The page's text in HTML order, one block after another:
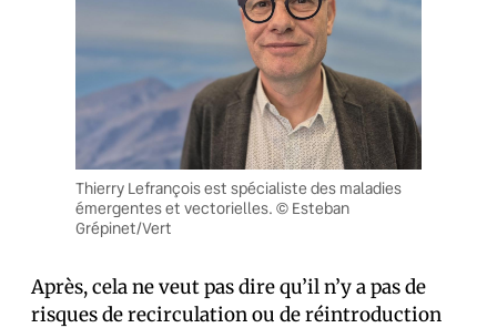
Thierry Lefrançois est spécialiste des maladies
émergentes et vectorielles. © Esteban
Grépinet/Vert
Après, cela ne veut pas dire qu’il n’y a pas de
risques de recirculation ou de réintroduction